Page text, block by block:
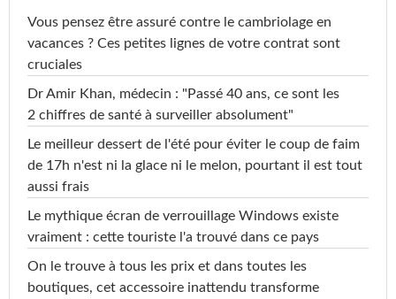
Vous pensez être assuré contre le cambriolage en
vacances ? Ces petites lignes de votre contrat sont
cruciales
Dr Amir Khan, médecin : "Passé 40 ans, ce sont les
2 chiffres de santé à surveiller absolument"
Le meilleur dessert de l'été pour éviter le coup de faim
de 17h n'est ni la glace ni le melon, pourtant il est tout
aussi frais
Le mythique écran de verrouillage Windows existe
vraiment : cette touriste l'a trouvé dans ce pays
On le trouve à tous les prix et dans toutes les
boutiques, cet accessoire inattendu transforme